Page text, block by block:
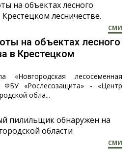
СМИ
на объектах лесного
в Крестецком
«Новгородская лесосеменная
ФБУ «Рослесозащита» - «Центр
обла...
СМИ